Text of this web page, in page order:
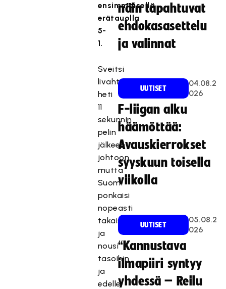
ensimmäisellä
erätauolla
5-
1.
Sveitsi
livahti
heti
11
sekunnin
pelin
jälkeen
johtoon,
mutta
Suomi
ponkaisi
nopeasti
takaisin
ja
nousi
tasoihin
ja
edelle
näin tapahtuvat
ehdokasasettelu
ja valinnat
UUTISET
04.08.2
026
F-liigan alku
häämöttää:
Avauskierrokset
syyskuun toisella
viikolla
UUTISET
05.08.2
026
“Kannustava
ilmapiiri syntyy
yhdessä – Reilu